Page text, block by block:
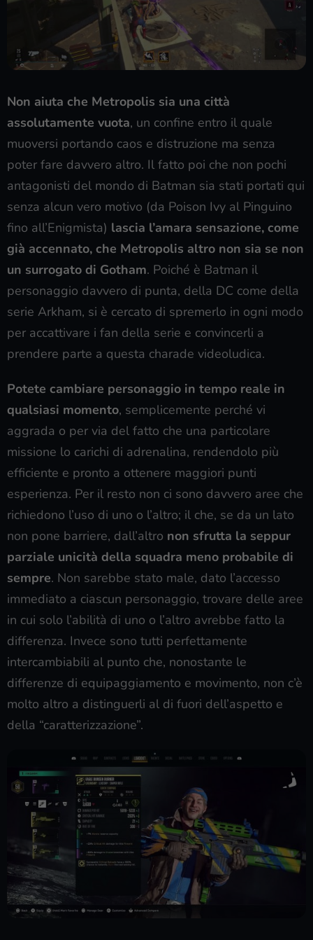
Non aiuta che Metropolis sia una città
assolutamente vuota, un confine entro il quale
muoversi portando caos e distruzione ma senza
poter fare davvero altro. Il fatto poi che non pochi
antagonisti del mondo di Batman sia stati portati qui
senza alcun vero motivo (da Poison Ivy al Pinguino
fino all’Enigmista) lascia l’amara sensazione, come
già accennato, che Metropolis altro non sia se non
un surrogato di Gotham. Poiché è Batman il
personaggio davvero di punta, della DC come della
serie Arkham, si è cercato di spremerlo in ogni modo
per accattivare i fan della serie e convincerli a
prendere parte a questa charade videoludica.
Potete cambiare personaggio in tempo reale in
qualsiasi momento, semplicemente perché vi
aggrada o per via del fatto che una particolare
missione lo carichi di adrenalina, rendendolo più
efficiente e pronto a ottenere maggiori punti
esperienza. Per il resto non ci sono davvero aree che
richiedono l’uso di uno o l’altro; il che, se da un lato
non pone barriere, dall’altro non sfrutta la seppur
parziale unicità della squadra meno probabile di
sempre. Non sarebbe stato male, dato l’accesso
immediato a ciascun personaggio, trovare delle aree
in cui solo l’abilità di uno o l’altro avrebbe fatto la
differenza. Invece sono tutti perfettamente
intercambiabili al punto che, nonostante le
differenze di equipaggiamento e movimento, non c’è
molto altro a distinguerli al di fuori dell’aspetto e
della “caratterizzazione”.